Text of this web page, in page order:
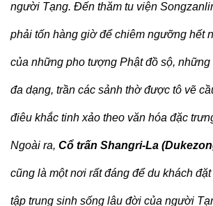
người Tạng. Đến thăm tu viện
phải tốn hàng giờ để chiêm ngưỡng hết
của những pho tượng Phật đồ sộ,
đa dạng, trần các sảnh thờ được tô vẽ
điêu khắc tinh xảo theo văn hóa đặc
Ngoài ra, Cổ trấn Shangri-La
cũng là một nơi rất đáng để du khách
tập trung sinh sống lâu đời của người